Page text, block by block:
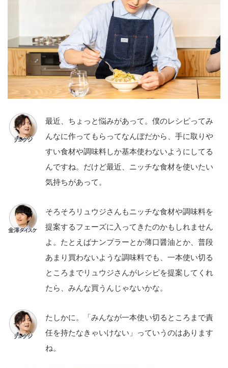
最近、ちょっと悩みがあって。僕のレシピってみ
んなに作ってもらってなんぼだから、手に取りや
すい食材や調味料しか基本使わないようにしてる
んですね。だけど最近、ニッチな食材を使いたい
気持ちがあって。
そろそろリュウジさんもニッチな食材や調味料を
提案するフェーズに入ってきたのかもしれません
よ。たとえばナンプラーとか薄口醤油とか、普段
あまり買わないような調味料でも、一本使い切る
ところまでリュウジさんがレシピを提案してくれ
たら、みんな買うんじゃないかな。
たしかに。「みんなが一本使い切るところまで責
任を持たなきゃいけない」っていうのはあります
ね。